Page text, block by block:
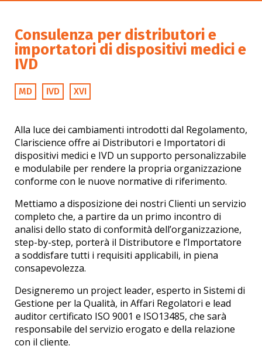
Consulenza per distributori e
importatori di dispositivi medici e
IVD
MD IVD XVI
Alla luce dei cambiamenti introdotti dal Regolamento,
Clariscience offre ai Distributori e Importatori di
dispositivi medici e IVD un supporto personalizzabile
e modulabile per rendere la propria organizzazione
conforme con le nuove normative di riferimento.
Mettiamo a disposizione dei nostri Clienti un servizio
completo che, a partire da un primo incontro di
analisi dello stato di conformità dell’organizzazione,
step-by-step, porterà il Distributore e l’Importatore
a soddisfare tutti i requisiti applicabili, in piena
consapevolezza.
Designeremo un project leader, esperto in Sistemi di
Gestione per la Qualità, in Affari Regolatori e lead
auditor certificato ISO 9001 e ISO13485, che sarà
responsabile del servizio erogato e della relazione
con il cliente.